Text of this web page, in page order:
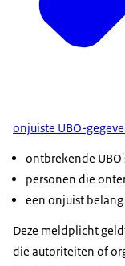
onjuiste UBO-
ontbrekende
personen die
een onjuist
Deze meldplicht
die autoriteiten of